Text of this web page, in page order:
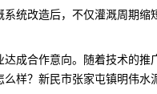
统改造后，不仅灌溉周期
成合作意向。随着技术的
样？新民市张家屯镇明伟